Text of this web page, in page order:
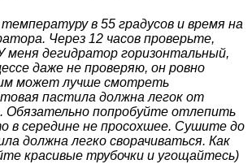
в 55 градусов и время на
Через 12 часов проверьте,
меня дегидратор горизонтальный,
даже не проверяю, он ровно
может лучше смотреть
пастила должна легок от
Обязательно попробуйте отлепить
в середине не просохшее. Сушите до
должна легко сворачиваться. Как
красивые трубочки и угощайтесь)